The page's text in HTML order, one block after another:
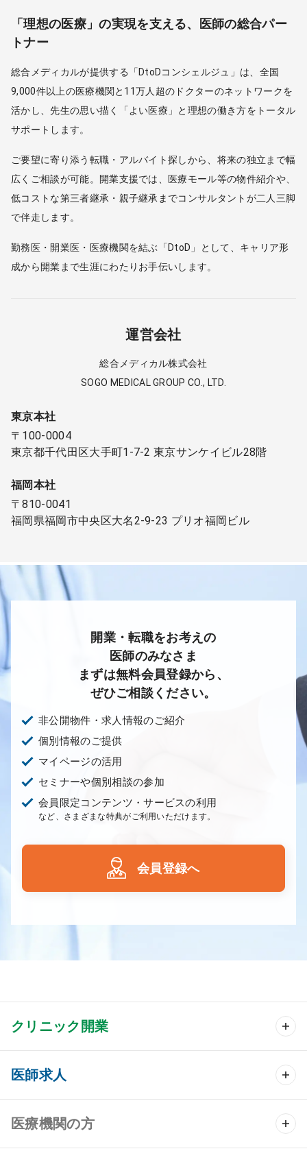
「理想の医療」の実現を支える、医師の総合パー
トナー
総合メディカルが提供する「DtoDコンシェルジュ」は、全国
9,000件以上の医療機関と11万人超のドクターのネットワークを
活かし、先生の思い描く「よい医療」と理想の働き方をトータル
サポートします。
ご要望に寄り添う転職・アルバイト探しから、将来の独立まで幅
広くご相談が可能。開業支援では、医療モール等の物件紹介や、
低コストな第三者継承・親子継承までコンサルタントが二人三脚
で伴走します。
勤務医・開業医・医療機関を結ぶ「DtoD」として、キャリア形
成から開業まで生涯にわたりお手伝いします。
運営会社
総合メディカル株式会社
SOGO MEDICAL GROUP CO., LTD.
東京本社
〒100-0004
東京都千代田区大手町1-7-2 東京サンケイビル28階
福岡本社
〒810-0041
福岡県福岡市中央区大名2-9-23 プリオ福岡ビル
開業・転職をお考えの
医師のみなさま
まずは無料会員登録から、
ぜひご相談ください。
非公開物件・求人情報のご紹介
個別情報のご提供
マイページの活用
セミナーや個別相談の参加
会員限定コンテンツ・サービスの利用
など、さまざまな特典がご利用いただけます。
会員登録へ
クリニック開業
クリニック開業 TOP
クリニック物件検索
医師求人
医師求人 TOP
医療機関の方